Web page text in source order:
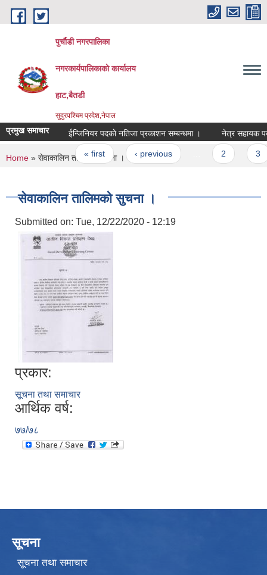
Skip to main content
पुर्चौडी नगरपालिका
नगरकार्यपालिकाकाे कार्यालय
हाट,बैतडी
सुदुरपश्चिम प्रदेश,नेपाल
प्रमुख समाचार ईन्जिनियर पदकाे नतिजा प्रकाशन सम्बन्धमा । नेत्र सहायक
Pages
« first ‹ previous
You are here
Home » सेवाकालिन तालिमको सुचना ।
सेवाकालिन तालिमको सुचना ।
Submitted on: Tue, 12/22/2020 - 12:19
प्रकार:
सूचना तथा समाचार
आर्थिक वर्ष:
७७/७८
सूचना
सूचना तथा समाचार